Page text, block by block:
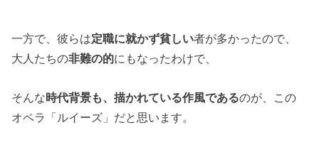
一方で、彼らは定職に就かず貧しい者が多かったので、
大人たちの非難の的にもなったわけで、
そんな時代背景も、描かれている作風であるのが、この
オペラ「ルイーズ」だと思います。